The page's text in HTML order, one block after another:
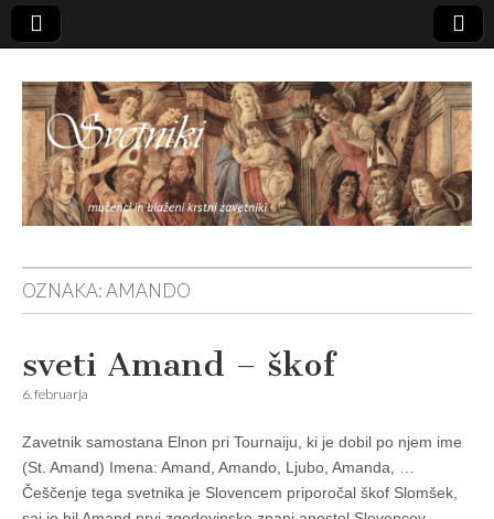
Svetniki,
mučenci in
blaženi
OZNAKA:AMANDO
sveti Amand – škof
6. februarja
Zavetnik samostana Elnon pri Tournaiju, ki je dobil po njem ime
(St. Amand) Imena: Amand, Amando, Ljubo, Amanda, …
Češčenje tega svetnika je Slovencem priporočal škof Slomšek,